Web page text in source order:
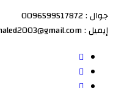
جوال : 0096599517872
إيميل : samarkhaled2003@gmail.com